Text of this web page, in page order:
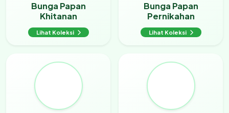
Bunga Papan
Khitanan
Lihat Koleksi
Bunga Papan
Pernikahan
Lihat Koleksi